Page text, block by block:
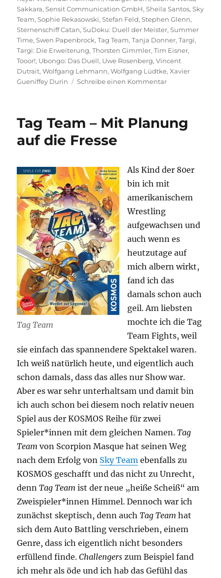
Sakkara,Sensit Communication GmbH,Sheila Santos,Sky
Team,Sophie Rekasowski,Stefan Feld,Stephen Glenn,
Sternenschiff Catan,SuDoku: Duell der Meister,Summer
Time,Swen Papenbrock,Tag Team,Tanja Donner,Targi,
Targi: Die Erweiterung,Thorsten Gimmler,Tim Eisner,
Tooor!, Ubongo: Das Duell, Uwe Rosenberg,Vincent
Dutrait,Wolfgang Lehmann,Wolfgang Lüdtke,Xavier
Gueniffey Durin
Schreibe einen Kommentarzu
Zwei
Tag Team – Mit Planung
auf die Fresse
Tag Team
Als Kind der 80er
bin ich mit
amerikanischem
Wrestling
aufgewachsen und
auch wenn es
heutzutage auf
mich albern wirkt,
fand ich das
damals schon auch
geil. Am liebsten
mochte ich die Tag
Team Fights, weil
sie einfach das spannendere Spektakel waren.
Ich weiß natürlich heute, und eigentlich auch
schon damals, dass das alles nur Show war.
Aber es war sehr unterhaltsam und damit bin
ich auch schon bei diesem noch relativ neuen
Spiel aus der KOSMOS Reihe für zwei
Spieler*innen mit dem gleichen Namen.Tag
Team von Scorpion Masque hat seinen Weg
nach dem Erfolg von Sky Team ebenfalls zu
KOSMOS geschafft und das nicht zu Unrecht,
dennTag Team ist der neue „heiße Scheiß“ am
Zweispieler*innen Himmel. Dennoch war ich
zunächst skeptisch, denn auchTag Team hat
sich dem Auto Battling verschrieben, einem
Genre, dass ich eigentlich nicht besonders
erfüllend finde.Challengers zum Beispiel fand
ich mehr als öde und ich hab das Gefühl das